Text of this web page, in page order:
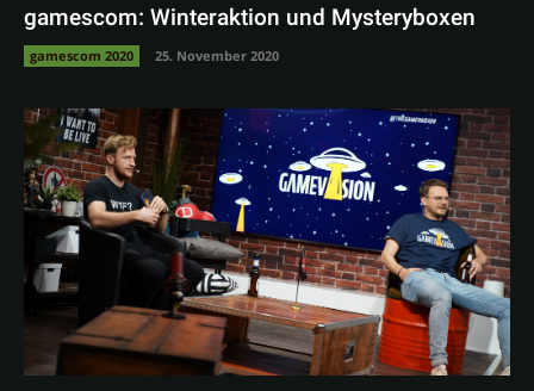
gamescom: Winteraktion und Mysteryboxen
gamescom 2020 25. November 2020